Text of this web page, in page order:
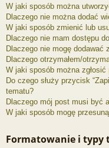
W jaki sposób można
Dlaczego nie można dodać
W jaki sposób zmienić lub
Dlaczego nie mam dostępu
Dlaczego nie mogę dodawać
Dlaczego otrzymałem/
W jaki sposób można
Do czego służy przycisk
tematu?
Dlaczego mój post musi być
W jaki sposób mogę
Formatowanie i typy